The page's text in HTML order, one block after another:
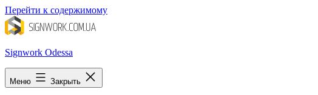
Перейти к содержимому
Signwork Odessa
Меню Закрыть